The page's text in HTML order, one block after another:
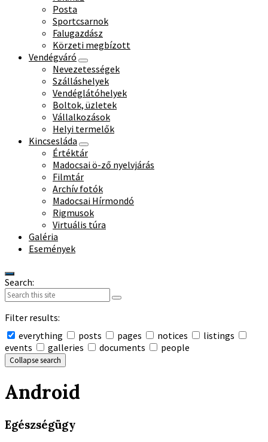
Posta
Sportcsarnok
Falugazdász
Körzeti megbízott
Vendégváró
Nevezetességek
Szálláshelyek
Vendéglátóhelyek
Boltok, üzletek
Vállalkozások
Helyi termelők
Kincsesláda
Értéktár
Madocsai ö-ző nyelvjárás
Filmtár
Archív fotók
Madocsai Hírmondó
Rigmusok
Virtuális túra
Galéria
Események
Search:
Filter results:
everything
posts pages notices
listings
events
galleries documents people
Collapse search
Android
Egészségügy